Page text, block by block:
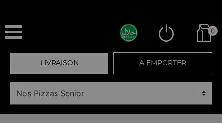
0
LIVRAISON A EMPORTER